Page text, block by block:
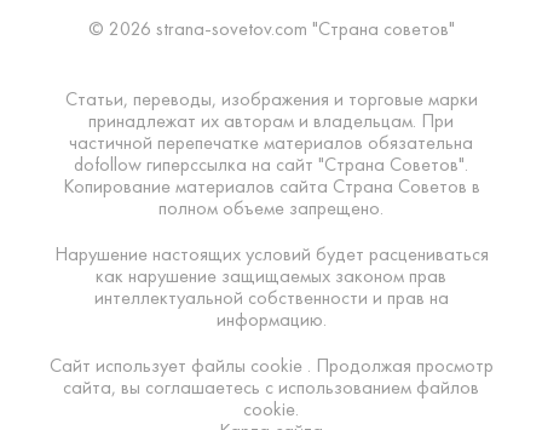
© 2026 strana-sovetov.com "Страна советов"
Статьи, переводы, изображения и торговые марки
принадлежат их авторам и владельцам. При
частичной перепечатке материалов обязательна
dofollow гиперссылка на сайт "Страна Советов".
Копирование материалов сайта Страна Советов в
полном объеме запрещено.
Нарушение настоящих условий будет расцениваться
как нарушение защищаемых законом прав
интеллектуальной собственности и прав на
информацию.
Сайт использует файлы cookie . Продолжая просмотр
сайта, вы соглашаетесь с использованием файлов
cookie.